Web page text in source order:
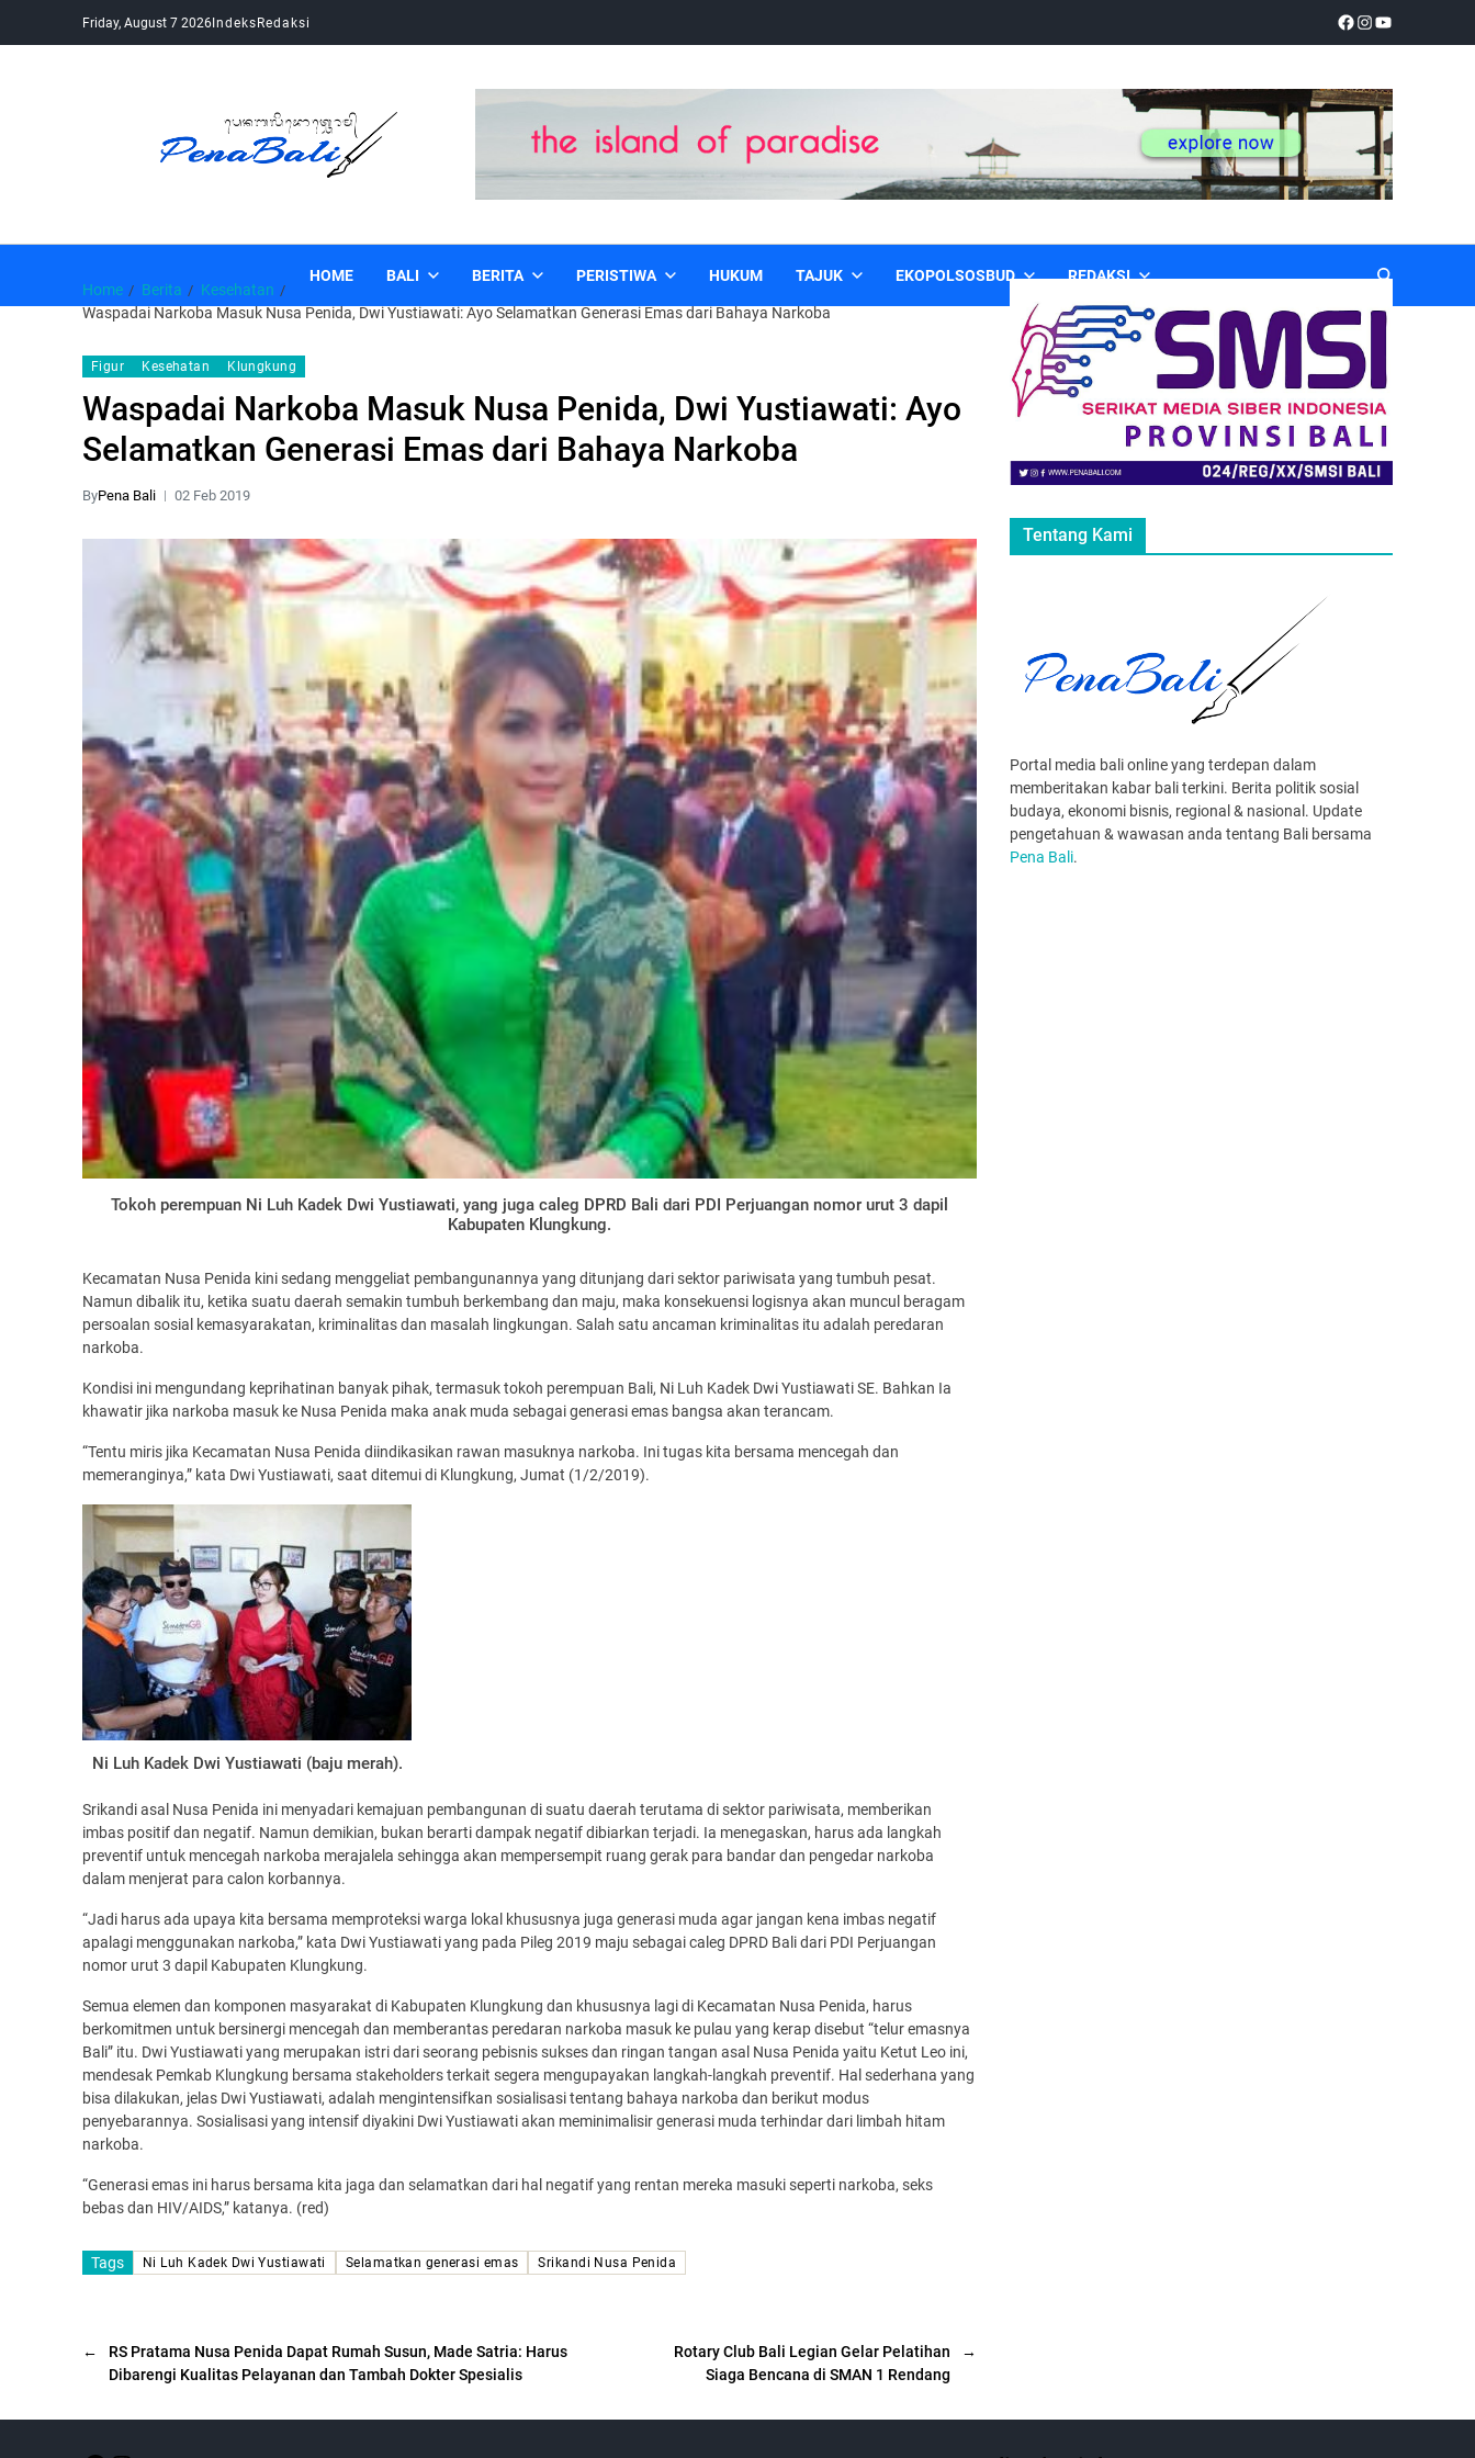
Friday, August 7 2026IndeksRedaksi
HOME BALI BERITA PERISTIWA HUKUM TAJUK EKOPOLSOSBUD
REDAKSI
Home
Berita
Kesehatan
Waspadai Narkoba Masuk Nusa Penida, Dwi Yustiawati: Ayo Selamatkan Generasi Emas dari Bahaya Narkoba
Figur Kesehatan Klungkung
Waspadai Narkoba Masuk Nusa Penida, Dwi Yustiawati: Ayo
Selamatkan Generasi Emas dari Bahaya Narkoba
ByPena Bali 02 Feb 2019
Tokoh perempuan Ni Luh Kadek Dwi Yustiawati, yang juga caleg DPRD Bali dari PDI Perjuangan nomor urut 3 dapil
Kabupaten Klungkung.
Kecamatan Nusa Penida kini sedang menggeliat pembangunannya yang ditunjang dari sektor pariwisata yang tumbuh pesat.
Namun dibalik itu, ketika suatu daerah semakin tumbuh berkembang dan maju, maka konsekuensi logisnya akan muncul beragam
persoalan sosial kemasyarakatan, kriminalitas dan masalah lingkungan. Salah satu ancaman kriminalitas itu adalah peredaran
narkoba.
Kondisi ini mengundang keprihatinan banyak pihak, termasuk tokoh perempuan Bali, Ni Luh Kadek Dwi Yustiawati SE. Bahkan Ia
khawatir jika narkoba masuk ke Nusa Penida maka anak muda sebagai generasi emas bangsa akan terancam.
“Tentu miris jika Kecamatan Nusa Penida diindikasikan rawan masuknya narkoba. Ini tugas kita bersama mencegah dan
memeranginya,” kata Dwi Yustiawati, saat ditemui di Klungkung, Jumat (1/2/2019).
Ni Luh Kadek Dwi Yustiawati (baju merah).
Srikandi asal Nusa Penida ini menyadari kemajuan pembangunan di suatu daerah terutama di sektor pariwisata, memberikan
imbas positif dan negatif. Namun demikian, bukan berarti dampak negatif dibiarkan terjadi. Ia menegaskan, harus ada langkah
preventif untuk mencegah narkoba merajalela sehingga akan mempersempit ruang gerak para bandar dan pengedar narkoba
dalam menjerat para calon korbannya.
“Jadi harus ada upaya kita bersama memproteksi warga lokal khususnya juga generasi muda agar jangan kena imbas negatif
apalagi menggunakan narkoba,” kata Dwi Yustiawati yang pada Pileg 2019 maju sebagai caleg DPRD Bali dari PDI Perjuangan
nomor urut 3 dapil Kabupaten Klungkung.
Semua elemen dan komponen masyarakat di Kabupaten Klungkung dan khususnya lagi di Kecamatan Nusa Penida, harus
berkomitmen untuk bersinergi mencegah dan memberantas peredaran narkoba masuk ke pulau yang kerap disebut “telur emasnya
Bali” itu. Dwi Yustiawati yang merupakan istri dari seorang pebisnis sukses dan ringan tangan asal Nusa Penida yaitu Ketut Leo ini,
mendesak Pemkab Klungkung bersama stakeholders terkait segera mengupayakan langkah-langkah preventif. Hal sederhana yang
bisa dilakukan, jelas Dwi Yustiawati, adalah mengintensifkan sosialisasi tentang bahaya narkoba dan berikut modus
penyebarannya. Sosialisasi yang intensif diyakini Dwi Yustiawati akan meminimalisir generasi muda terhindar dari limbah hitam
narkoba.
“Generasi emas ini harus bersama kita jaga dan selamatkan dari hal negatif yang rentan mereka masuki seperti narkoba, seks
bebas dan HIV/AIDS,” katanya. (red)
Tags Ni Luh Kadek Dwi Yustiawati Selamatkan generasi emas Srikandi Nusa Penida
←
RS Pratama Nusa Penida Dapat Rumah Susun, Made Satria: Harus
Dibarengi Kualitas Pelayanan dan Tambah Dokter Spesialis
→
Rotary Club Bali Legian Gelar Pelatihan
Siaga Bencana di SMAN 1 Rendang
Tentang Kami
Portal media bali online yang terdepan dalam
memberitakan kabar bali terkini. Berita politik sosial
budaya, ekonomi bisnis, regional & nasional. Update
pengetahuan & wawasan anda tentang Bali bersama
Pena Bali.